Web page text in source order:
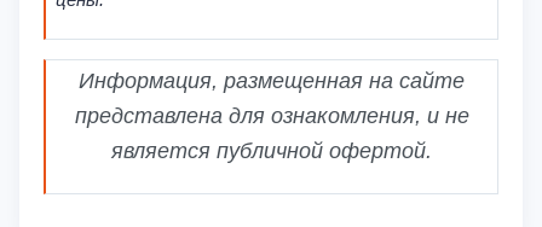
Информация, размещенная на сайте
представлена для ознакомления, и не
является публичной офертой.